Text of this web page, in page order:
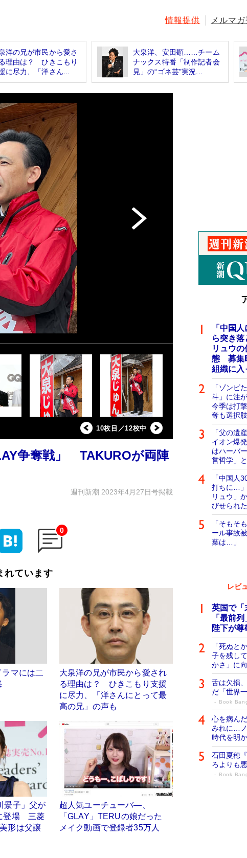
情報提供 メルマ
洋の兄が市民から愛さ
理由は？ ひきこもり
に尽力、「洋さん...
大泉洋、安田顕……チーム
ナックス特番「制作記者会
見」の“ゴネ芸”実況...
10枚目／12枚中
争奪戦」 TAKUROが両陣
週刊新潮 2023年4月27日号掲載
0
れています
ラマには二
大泉洋の兄が市民から愛され
る理由は？ ひきこもり支援
に尽力、「洋さんにとって最
高の兄」の声も
景子」父が
登場 三菱
形は父譲
超人気ユーチューバ―、
「GLAY」TERUの娘だった
メイク動画で登録者35万人
「中国
ら突き
リュウ
態 募集
組織に入
「ゾンビ
斗」に注
今季は打
奪も選択
「父の遺
イオン爆
はハーバ
営哲学」
「中国人
打ちに…
リュウ」
びせられ
「そもそ
ール事故
葉は…」
レビ
英国で「
「最前
陛下が尊
「死ぬと
子を残し
かさ」に
舌は欠損
だ「世界
Book
心を病ん
みれに…ノ
時代を明
石田夏穂
ろよりも
Book